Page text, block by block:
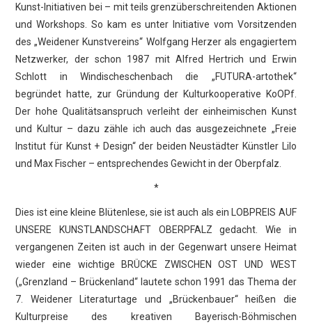
Kunst-Initiativen bei – mit teils grenzüberschreitenden Aktionen
und Workshops. So kam es unter Initiative vom Vorsitzenden
des „Weidener Kunstvereins“ Wolfgang Herzer als engagiertem
Netzwerker, der schon 1987 mit Alfred Hertrich und Erwin
Schlott in Windischeschenbach die „FUTURA-artothek“
begründet hatte, zur Gründung der Kulturkooperative KoOPf.
Der hohe Qualitätsanspruch verleiht der einheimischen Kunst
und Kultur – dazu zähle ich auch das ausgezeichnete „Freie
Institut für Kunst + Design“ der beiden Neustädter Künstler Lilo
und Max Fischer – entsprechendes Gewicht in der Oberpfalz.
*
Dies ist eine kleine Blütenlese, sie ist auch als ein LOBPREIS AUF
UNSERE KUNSTLANDSCHAFT OBERPFALZ gedacht. Wie in
vergangenen Zeiten ist auch in der Gegenwart unsere Heimat
wieder eine wichtige BRÜCKE ZWISCHEN OST UND WEST
(„Grenzland – Brückenland“ lautete schon 1991 das Thema der
7. Weidener Literaturtage und „Brückenbauer“ heißen die
Kulturpreise des kreativen Bayerisch-Böhmischen